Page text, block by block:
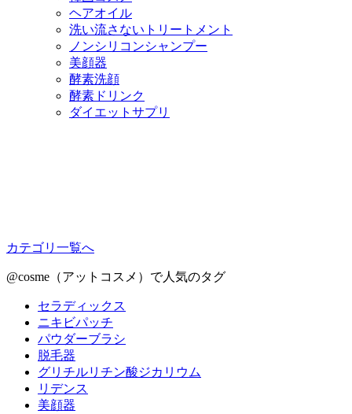
ヘアオイル
洗い流さないトリートメント
ノンシリコンシャンプー
美顔器
酵素洗顔
酵素ドリンク
ダイエットサプリ
カテゴリ一覧へ
@cosme（アットコスメ）で人気のタグ
セラディックス
ニキビパッチ
パウダーブラシ
脱毛器
グリチルリチン酸ジカリウム
リデンス
美顔器